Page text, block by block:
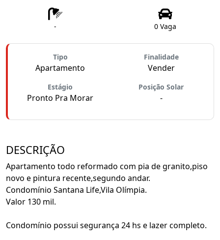
- 0 Vaga
Tipo
Apartamento
Finalidade
Vender
Estágio
Pronto Pra Morar
Posição Solar
-
DESCRIÇÃO
Apartamento todo reformado com pia de granito,piso
novo e pintura recente,segundo andar.
Condomínio Santana Life,Vila Olímpia.
Valor 130 mil.
Condomínio possui segurança 24 hs e lazer completo.